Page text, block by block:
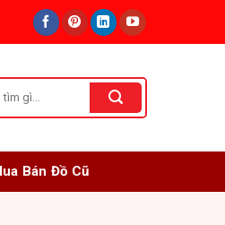
Bán Đồ Cũ